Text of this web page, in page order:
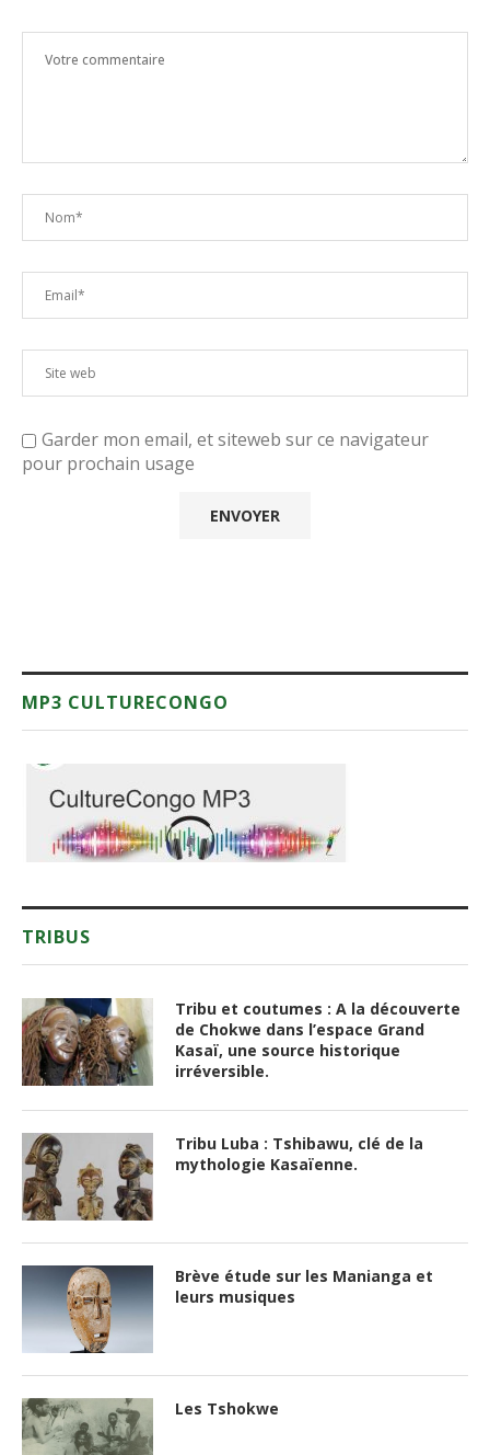
Garder mon email, et siteweb sur ce navigateur
pour prochain usage
MP3 CULTURECONGO
TRIBUS
Tribu et coutumes : A la découverte
de Chokwe dans l’espace Grand
Kasaï, une source historique
irréversible.
Tribu Luba : Tshibawu, clé de la
mythologie Kasaïenne.
Brève étude sur les Manianga et
leurs musiques
Les Tshokwe